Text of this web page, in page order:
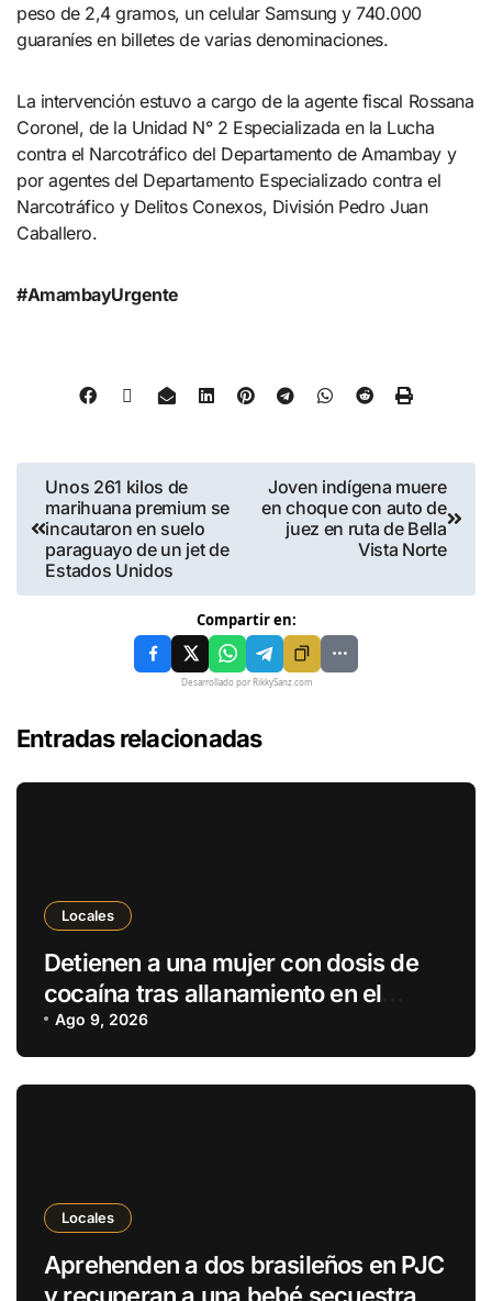
peso de 2,4 gramos, un celular Samsung y 740.000
guaraníes en billetes de varias denominaciones.
La intervención estuvo a cargo de la agente fiscal Rossana
Coronel, de la Unidad N° 2 Especializada en la Lucha
contra el Narcotráfico del Departamento de Amambay y
por agentes del Departamento Especializado contra el
Narcotráfico y Delitos Conexos, División Pedro Juan
Caballero.
#AmambayUrgente
Unos 261 kilos de
marihuana premium se
incautaron en suelo
paraguayo de un jet de
Estados Unidos
Joven indígena muere
en choque con auto de
juez en ruta de Bella
Vista Norte
Compartir en:
Desarrollado por RikkySanz.com
Entradas relacionadas
Locales
Detienen a una mujer con dosis de
cocaína tras allanamiento en el
distrito de Cerro Corá
Ago 9, 2026
Locales
Aprehenden a dos brasileños en PJC